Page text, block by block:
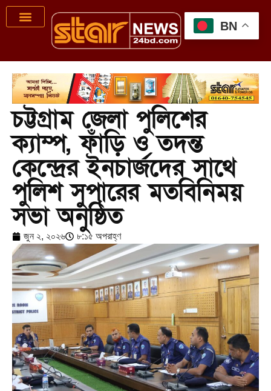
চট্টগ্রাম জেলা পুলিশের
ক্যাম্প, ফাঁড়ি ও তদন্ত
কেন্দ্রের ইনচার্জদের সাথে
পুলিশ সুপারের মতবিনিময়
সভা অনুষ্ঠিত
জুন ২, ২০২৬ ৮:১৫ অপরাহ্ণ
BN